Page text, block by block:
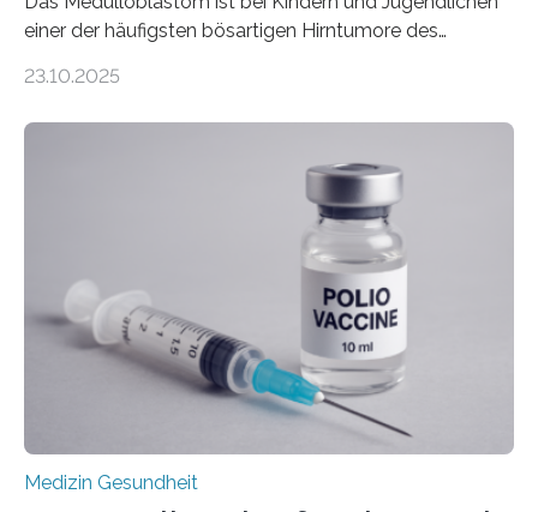
einer der häufigsten bösartigen Hirntumore des
Betroffenen können mit heutigen Methoden geheilt
Dringend benötigt werden zielgerichtete Therapien, die
nur Tumorschwachstellen angreifen und normales
Gewebe verschonen. Forschende um Daniel Merk vom
Hertie-Institut für klinische Hirnforschung am
Universitätsklinikum Tübingen haben eine solche
Schwachstelle im Erbgut einer Untergruppe des
Medulloblastoms gefunden. Die Wilhelm Sander-
Stiftung unterstützte das Projekt…
23.10.2025
Medizin Gesundheit